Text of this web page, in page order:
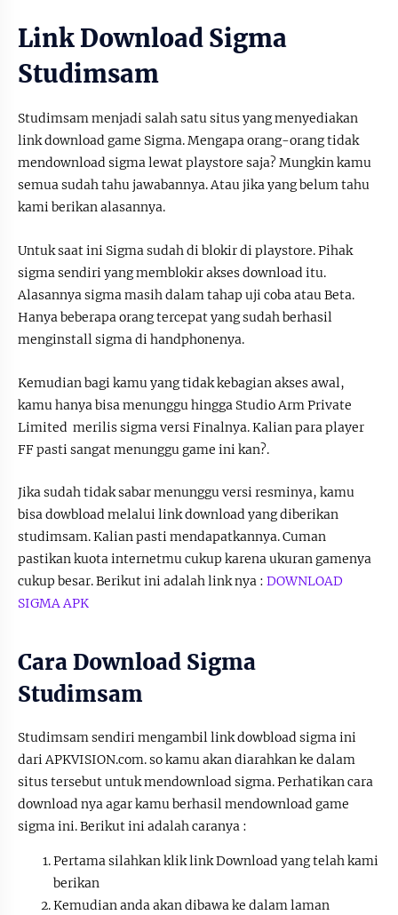
Link Download Sigma
Studimsam
Studimsam menjadi salah satu situs yang menyediakan
link download game Sigma. Mengapa orang-orang tidak
mendownload sigma lewat playstore saja? Mungkin kamu
semua sudah tahu jawabannya. Atau jika yang belum tahu
kami berikan alasannya.
Untuk saat ini Sigma sudah di blokir di playstore. Pihak
sigma sendiri yang memblokir akses download itu.
Alasannya sigma masih dalam tahap uji coba atau Beta.
Hanya beberapa orang tercepat yang sudah berhasil
menginstall sigma di handphonenya.
Kemudian bagi kamu yang tidak kebagian akses awal,
kamu hanya bisa menunggu hingga Studio Arm Private
Limited merilis sigma versi Finalnya. Kalian para player
FF pasti sangat menunggu game ini kan?.
Jika sudah tidak sabar menunggu versi resminya, kamu
bisa dowbload melalui link download yang diberikan
studimsam. Kalian pasti mendapatkannya. Cuman
pastikan kuota internetmu cukup karena ukuran gamenya
cukup besar. Berikut ini adalah link nya : DOWNLOAD
SIGMA APK
Cara Download Sigma
Studimsam
Studimsam sendiri mengambil link dowbload sigma ini
dari APKVISION.com. so kamu akan diarahkan ke dalam
situs tersebut untuk mendownload sigma. Perhatikan cara
download nya agar kamu berhasil mendownload game
sigma ini. Berikut ini adalah caranya :
Pertama silahkan klik link Download yang telah kami
berikan
Kemudian anda akan dibawa ke dalam laman